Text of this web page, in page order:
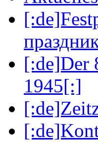
[:de]Der
1945[:]